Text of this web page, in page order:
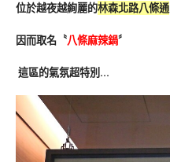
位於越夜越絢麗的林森北路八條通
因而取名〝八條麻辣鍋〞
這區的氣氛超特別…